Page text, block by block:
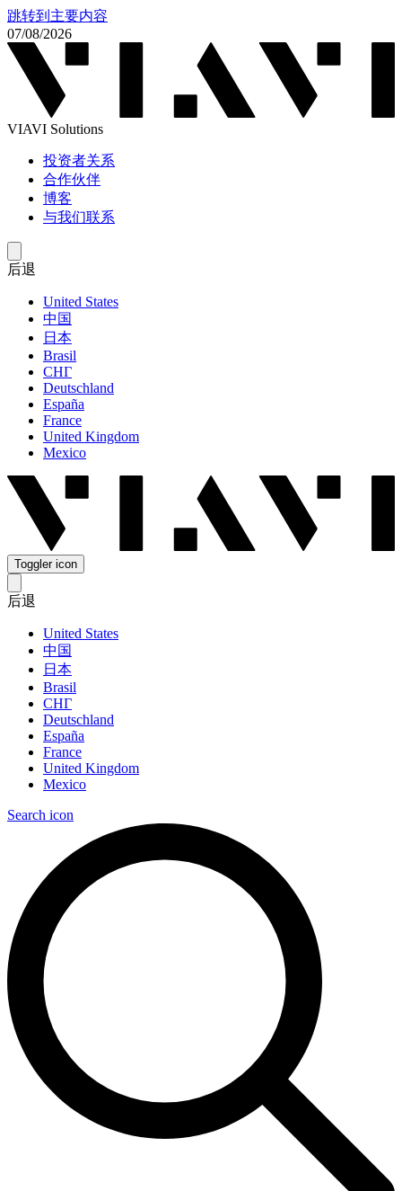
跳转到主要内容
07/08/2026
VIAVI Solutions
投资者关系
合作伙伴
博客
与我们联系
后退
United States
中国
日本
Brasil
СНГ
Deutschland
España
France
United Kingdom
Mexico
Toggler icon
后退
United States
中国
日本
Brasil
СНГ
Deutschland
España
France
United Kingdom
Mexico
Search icon